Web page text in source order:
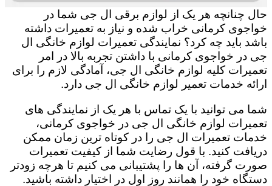
حال چنانچه هر یک از لوازم برقی ال جی شما در
خواجوی کرمانی خراب شده و نیاز به تعمیرات داشته
باشد باید چه کرد؟ نمایندگی تعمیرات لوازم خانگی ال
جی در خواجوی کرمانی با داشتن تجربه بالا در امر
تعمیرات کلیه لوازم خانگی ال جی، آمادگی لازم را برای
ارائه خدمات تعمیر لوازم خانگی ال جی دارد.
شما می توانید با یک تماس با هر یک از نمایندگی های
تعمیرات لوازم خانگی ال جی در خواجوی کرمانی،
خدمات تعمیرات ال جی را در کوتاه ترین زمان ممکن
دریافت کنید. با قول رضایت شما از کیفیت تعمیرات
صورت گرفته، آن ها را پشتیبانی می کنیم تا هرچه زودتر
دستگاه خود را همانند روز اول در اختیار داشته باشید.